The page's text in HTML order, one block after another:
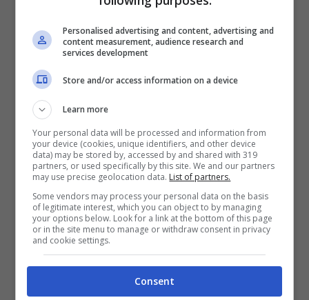
Si tratta quindi diuna rivoluzione
culturale a cui dobbiamo porre attenzione
anche noi adulti e genitori, che siamo
vissuti in un mondo senza social.
Ricordiamoci quanto fosse importante
l’approvazione del gruppo quando
eravamo adolescenti: figuriamoci oggi che
potenzialmente da ogni parte del mondo
possono vedere le nostre immagini.
Dobbiamo essere in grado di stare vicino
ai nostri figli in un passaggio delicato della
Personalised advertising and content, advertising and
content measurement, audience research and
services development
Store and/or access information on a device
Learn more
Your personal data will be processed and information from
your device (cookies, unique identifiers, and other device
data) may be stored by, accessed by and shared with 319
partners, or used specifically by this site. We and our partners
may use precise geolocation data. List of partners.
Some vendors may process your personal data on the basis
of legitimate interest, which you can object to by managing
your options below. Look for a link at the bottom of this page
or in the site menu to manage or withdraw consent in privacy
and cookie settings.
Consent